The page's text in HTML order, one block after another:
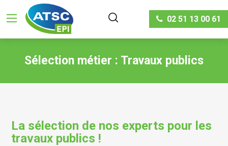
02 51 13 00 61
Sélection métier : Travaux publics
La sélection de nos experts pour les
travaux publics !